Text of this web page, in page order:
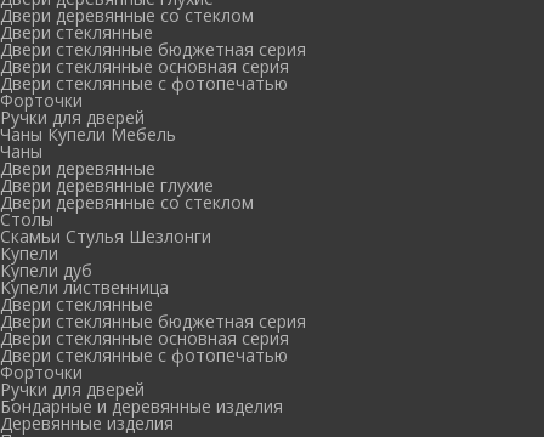
Двери деревянные со стеклом
Двери стеклянные
Двери стеклянные бюджетная серия
Двери стеклянные основная серия
Двери стеклянные с фотопечатью
Форточки
Ручки для дверей
Чаны Купели Мебель
Чаны
Двери деревянные
Двери деревянные глухие
Двери деревянные со стеклом
Столы
Скамьи Стулья Шезлонги
Купели
Купели дуб
Купели лиственница
Двери стеклянные
Двери стеклянные бюджетная серия
Двери стеклянные основная серия
Двери стеклянные с фотопечатью
Форточки
Ручки для дверей
Бондарные и деревянные изделия
Деревянные изделия